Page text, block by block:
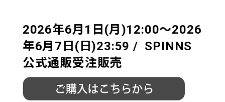
2026年6月1日(月)12:00～2026
年6月7日(日)23:59 / SPINNS
公式通販受注販売